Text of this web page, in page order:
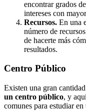
encontrar grados
intereses con
Recursos. En una
número de
de hacerte más
resultados.
Centro Público
Existen una gran
un centro público, y
comunes para estudiar